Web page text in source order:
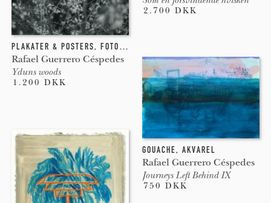
2.700 DKK
PLAKATER & POSTERS, FOTOGRAFI
Rafael Guerrero Céspedes
Yduns woods
1.200 DKK
GOUACHE, AKVAREL
Rafael Guerrero Céspedes
Journeys Left Behind IX
750 DKK